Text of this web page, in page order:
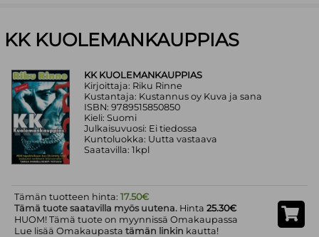
KK KUOLEMANKAUPPIAS
KK KUOLEMANKAUPPIAS
Kirjoittaja: Riku Rinne
Kustantaja: Kustannus oy Kuva ja sana
ISBN: 9789515850850
Kieli: Suomi
Julkaisuvuosi: Ei tiedossa
Kuntoluokka: Uutta vastaava
Saatavilla: 1kpl
Tämän tuotteen hinta:17.50€
Tämä tuote saatavilla myös uutena. Hinta25.30€
HUOM! Tämä tuote on myynnissä Omakaupassa
Lue lisää Omakaupastatämän linkin kautta!